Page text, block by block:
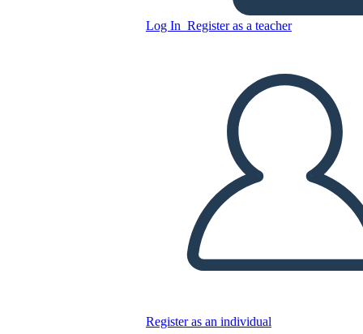
Log In Register as a teacher
Register as an individual
PLAY SLIDESHOW
READ TO ME